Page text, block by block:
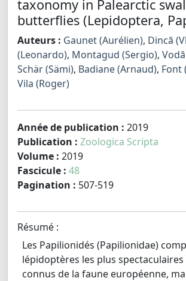
taxonomy in Palearctic
butterflies (Lepidoptera,
Auteurs : Gaunet (Aurélien), Dincă
(Leonardo), Montagud (Sergio),
Schär (Sämi), Badiane (Arnaud), Font
Vila (Roger)
Année de publication : 2019
Publication : Zoologica Scripta
Volume : 2019
Fascicule : 48
Pagination : 507-519
Résumé :
Les Papilionidés (Papilionidae)
lépidoptères les plus spectaculaires
connus de la faune européenne,